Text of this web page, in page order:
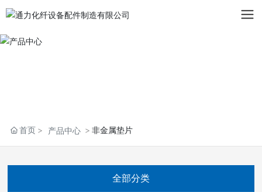
首页 产品中心 非金属垫片
全部分类